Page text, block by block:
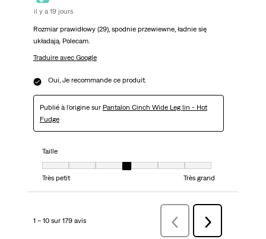
il y a 19 jours
Rozmiar prawidłowy (29), spodnie przewiewne, ładnie się
układają. Polecam.
Traduire avec Google
Oui, Je recommande ce produit.
Publié à l'origine sur Pantalon Cinch Wide Leg lin - Hot
Fudge
Taille
Taille, 4 sur 7, où 1 est égal à Très petit et 7 est égal à Très grand
Très petit
Très grand
1 – 10 sur 179 avis PrécédentavisSuivant
avis